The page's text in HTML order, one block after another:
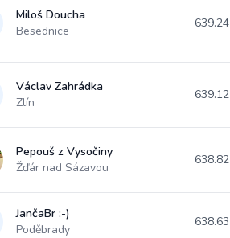
Miloš Doucha
Besednice
639.24
Václav Zahrádka
Zlín
639.12
Pepouš z Vysočiny
Žďár nad Sázavou
638.82
JančaBr :-)
Poděbrady
638.63